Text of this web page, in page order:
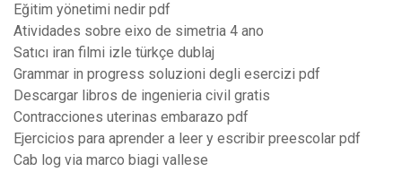
Eğitim yönetimi nedir pdf
Atividades sobre eixo de simetria 4 ano
Satıcı iran filmi izle türkçe dublaj
Grammar in progress soluzioni degli esercizi pdf
Descargar libros de ingenieria civil gratis
Contracciones uterinas embarazo pdf
Ejercicios para aprender a leer y escribir preescolar pdf
Cab log via marco biagi vallese